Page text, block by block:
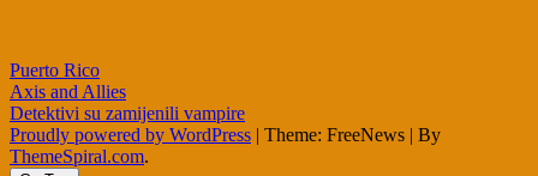
Puerto Rico
Post
navigation
Axis and Allies
Detektivi su zamijenili vampire
Proudly powered by WordPress | Theme: FreeNews | By
ThemeSpiral.com.